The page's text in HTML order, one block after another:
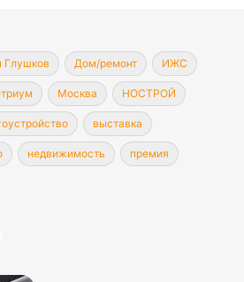
Глушков Дом/ремонт ИЖС
Москва НОСТРОЙ
выставка
недвижимость премия